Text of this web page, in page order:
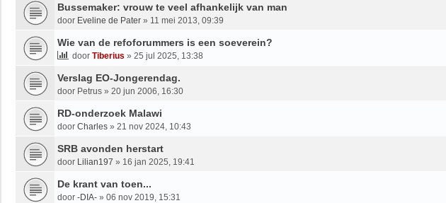
Bussemaker: vrouw te veel afhankelijk van man
door Eveline de Pater » 11 mei 2013, 09:39
Wie van de refoforummers is een soeverein?
door Tiberius » 25 jul 2025, 13:38
Verslag EO-Jongerendag.
door Petrus » 20 jun 2006, 16:30
RD-onderzoek Malawi
door Charles » 21 nov 2024, 10:43
SRB avonden herstart
door Lilian197 » 16 jan 2025, 19:41
De krant van toen...
door -DIA- » 06 nov 2019, 15:31